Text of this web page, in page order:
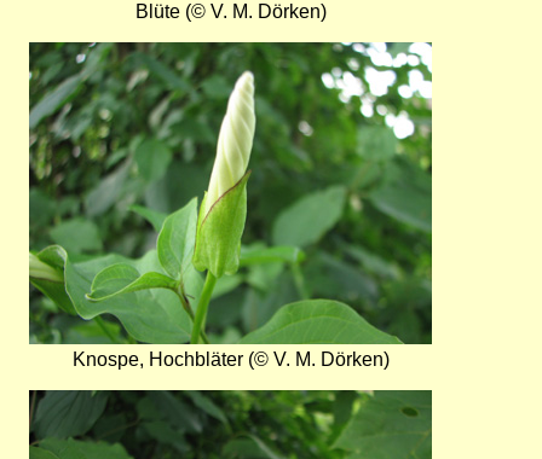
Blüte (© V. M. Dörken)
Bild
Knospe, Hochbläter (© V. M. Dörken)
Bild